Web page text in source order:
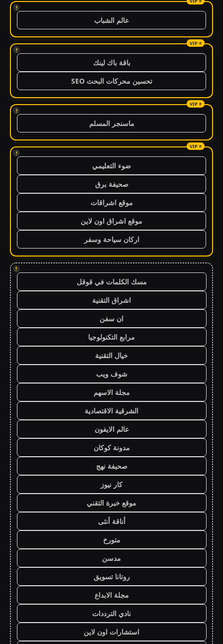
!
عالم الشباب
!
باقة باك لينك
تحسين محركات البحث SEO
!
ماسنجر المسلم
!
ضوء التعليمي
صحيفة برق
موقع اشراقات
موقع اشراق اون لاين
اركان سياحة وسفر
!
مسك الكلمات في قوقل
اشراق التقنية
ان سفن
مرابع التكنولوجيا
خيال التقنية
شوف ويب
مجلة الاسهم
الشرقية الاقتصادية
عالم الايفون
مدونة كوكان
صحيفة نهج
كار نيوز
موقع خبرة التقني
أناقة أنثى
متورخ
مدسن
روتانا تسويق
مجلة الابداع
نادي الترددات
استشارات اون لاين